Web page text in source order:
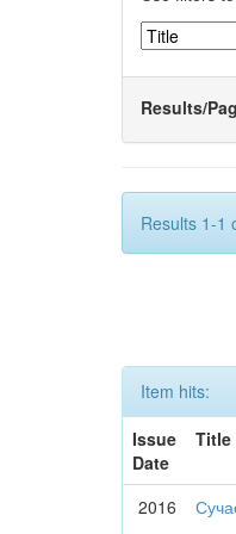
Results/
Results 1-1
Item hits:
Issue
Date
Title
2016